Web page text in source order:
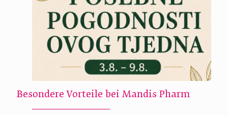
Besondere Vorteile bei Mandis Pharm